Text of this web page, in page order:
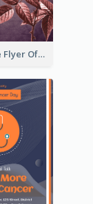
Informative Flyer Of Valentine Activities In Dark Colour Tone